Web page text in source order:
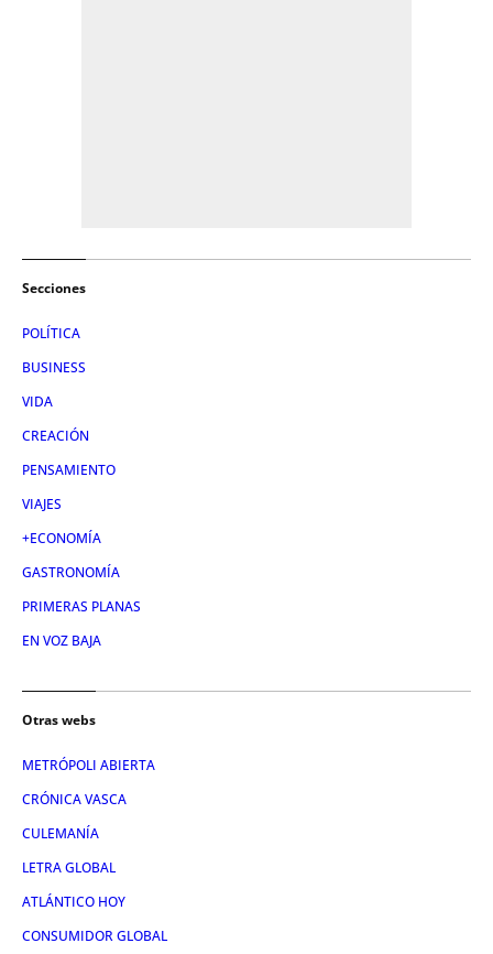
Secciones
POLÍTICA
BUSINESS
VIDA
CREACIÓN
PENSAMIENTO
VIAJES
+ECONOMÍA
GASTRONOMÍA
PRIMERAS PLANAS
EN VOZ BAJA
Otras webs
METRÓPOLI ABIERTA
CRÓNICA VASCA
CULEMANÍA
LETRA GLOBAL
ATLÁNTICO HOY
CONSUMIDOR GLOBAL